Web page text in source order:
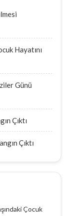
Hayatını
Günü
Çıktı
Çıktı
Çocuk